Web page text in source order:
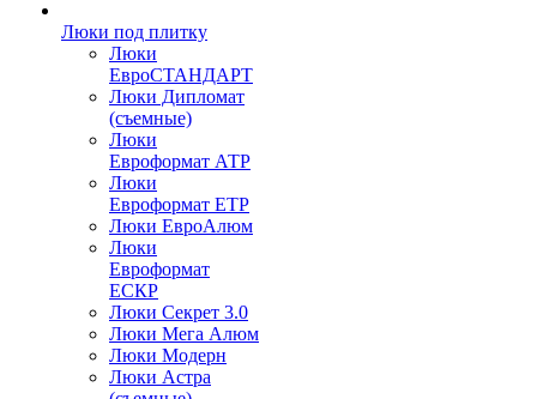
Люки под плитку
Люки
ЕвроСТАНДАРТ
Люки Дипломат
(съемные)
Люки
Евроформат АТР
Люки
Евроформат ЕТР
Люки ЕвроАлюм
Люки
Евроформат
ЕСКР
Люки Секрет 3.0
Люки Мега Алюм
Люки Модерн
Люки Астра